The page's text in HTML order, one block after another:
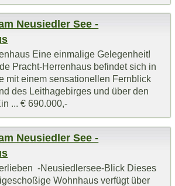
Neusiedler See -
Eine einmalige Gelegenheit!
Pracht-Herrenhaus befindet sich in
mit einem sensationellen Fernblick
des Leithagebirges und über den
... € 690.000,-
Neusiedler See -
-Neusiedlersee-Blick Dieses
Wohnhaus verfügt über